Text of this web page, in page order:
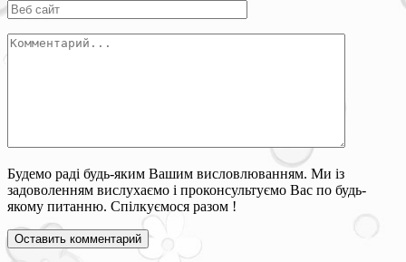
Будемо раді будь-яким Вашим висловлюванням. Ми із
задоволенням вислухаємо і проконсультуємо Вас по будь-
якому питанню. Спілкуємося разом !